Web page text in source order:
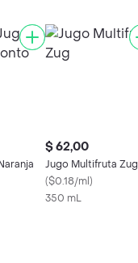
$ 62,00
Jugo Multifruta Zug
($0.18/ml)
350 mL